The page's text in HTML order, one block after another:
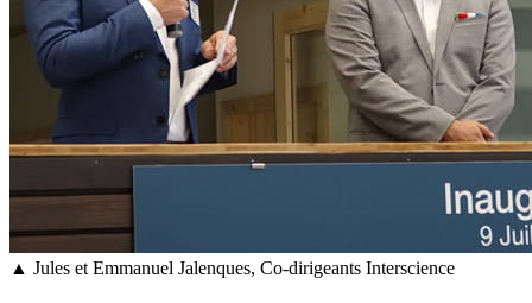
▲ Jules et Emmanuel Jalenques, Co-dirigeants Interscience